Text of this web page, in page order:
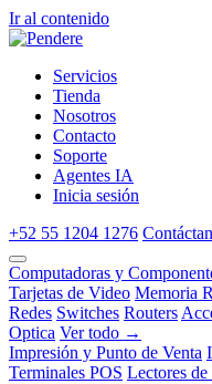
Ir al contenido
Servicios
Tienda
Nosotros
Contacto
Soporte
Agentes IA
Inicia sesión
+52 55 1204 1276
Computadoras y
Tarjetas de Video Memoria
Redes Switches Routers
Optica Ver todo →
Impresión y Punto de Venta
Terminales POS Lectores